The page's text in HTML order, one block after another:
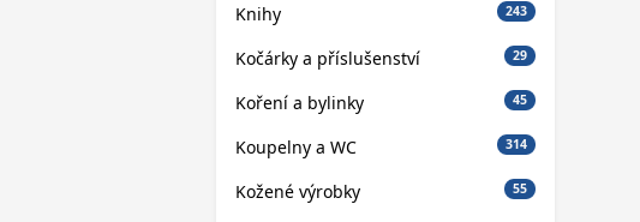
Knihy 243
Kočárky a příslušenství 29
Koření a bylinky 45
Koupelny a WC 314
Kožené výrobky 55